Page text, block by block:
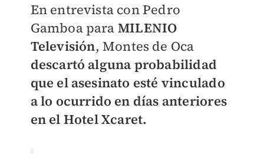
En entrevista con Pedro
Gamboa para MILENIO
Televisión, Montes de Oca
descartó alguna probabilidad
que el asesinato esté vinculado
a lo ocurrido en días anteriores
en el Hotel Xcaret.